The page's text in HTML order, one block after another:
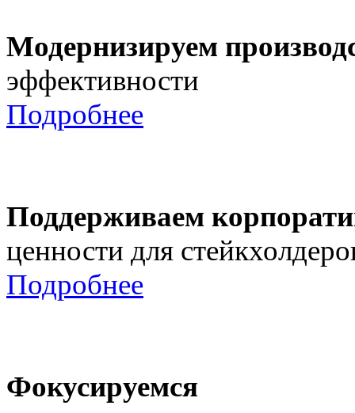
Модернизируем
эффективности
Подробнее
Поддерживаем
ценности для
Подробнее
Фокусируемся